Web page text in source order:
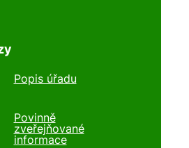
Popis úřadu
Povinně
zveřejňované
informace